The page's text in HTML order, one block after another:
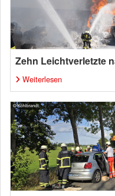
Zehn Leichtverletzte
Weiterlesen